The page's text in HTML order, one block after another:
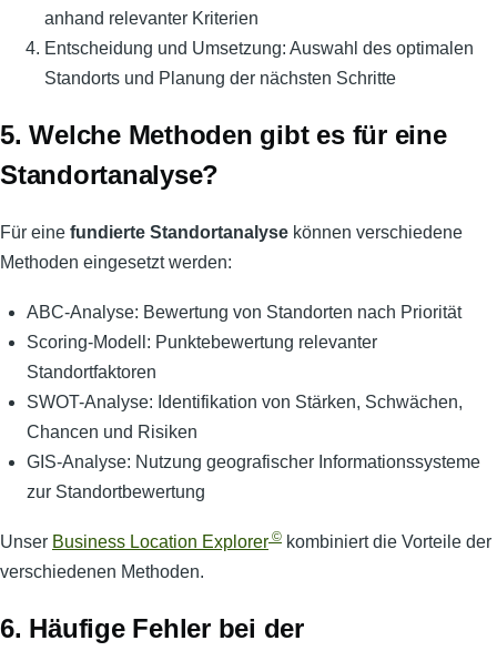
anhand relevanter Kriterien
Entscheidung und Umsetzung: Auswahl des optimalen
Standorts und Planung der nächsten Schritte
5. Welche Methoden gibt es für eine
Standortanalyse?
Für eine fundierte Standortanalyse können verschiedene
Methoden eingesetzt werden:
ABC-Analyse: Bewertung von Standorten nach Priorität
Scoring-Modell: Punktebewertung relevanter
Standortfaktoren
SWOT-Analyse: Identifikation von Stärken, Schwächen,
Chancen und Risiken
GIS-Analyse: Nutzung geografischer Informationssysteme
zur Standortbewertung
Unser Business Location Explorer © kombiniert die Vorteile der
verschiedenen Methoden.
6. Häufige Fehler bei der